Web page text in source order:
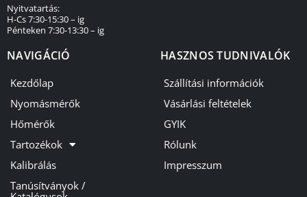
Nyitvatartás:
H-Cs 7:30-15:30 – ig
Pénteken 7:30-13:30 – ig
NAVIGÁCIÓ
Kezdőlap
Nyomásmérők
Hőmérők
Tartozékok
Kalibrálás
Tanúsítványok /
HASZNOS TUDNIVALÓK
Szállítási információk
Vásárlási feltételek
GYIK
Rólunk
Impresszum